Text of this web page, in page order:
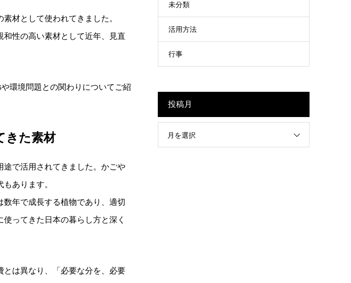
材として使われてきました。
性の高い素材として近年、見直
環境問題との関わりについてご紹
きた素材
で活用されてきました。かごや
あります。
年で成長する植物であり、適切
ってきた日本の暮らし方と深く
は異なり、「必要な分を、必要
未分類
活用方法
行事
投稿月
月を選択